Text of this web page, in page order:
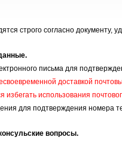
строго согласно документу,
письма для
доставкой
избегать использования
для подтверждения номера
вопросы.